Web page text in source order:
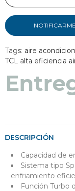
Tags: aire
TCL alta eficiencia
DESCRIPCIÓN
Capacidad de
Sistema tipo
enfriamiento
Función Turbo